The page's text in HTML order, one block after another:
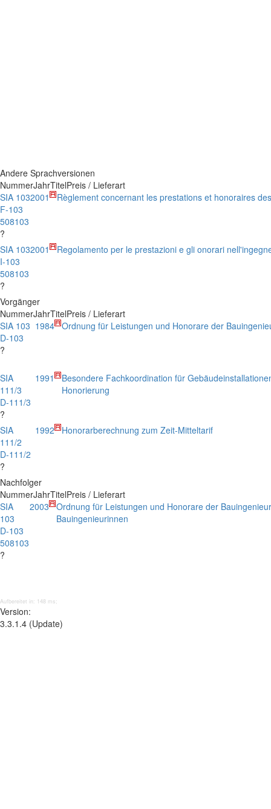
Andere Sprachversionen
NummerJahrTitelPreis / Lieferart
SIA 103
F-103
508103
?
2001 Règlement concernant les prestations et honoraires
SIA 103
I-103
508103
?
2001 Regolamento per le prestazioni e gli onorari
Vorgänger
NummerJahrTitelPreis / Lieferart
SIA 103
D-103
?
1984 Ordnung für Leistungen und Honorare der
SIA
111/3
D-111/3
?
1991
Besondere Fachkoordination für
Honorierung
SIA
111/2
D-111/2
?
1992 Honorarberechnung zum Zeit-Mitteltarif
Nachfolger
NummerJahrTitelPreis / Lieferart
SIA
103
D-103
508103
?
2003
Ordnung für Leistungen und Honorare der
Bauingenieurinnen
Aufbereitet in: 148 ms;
Version:
3.3.1.4 (Update)